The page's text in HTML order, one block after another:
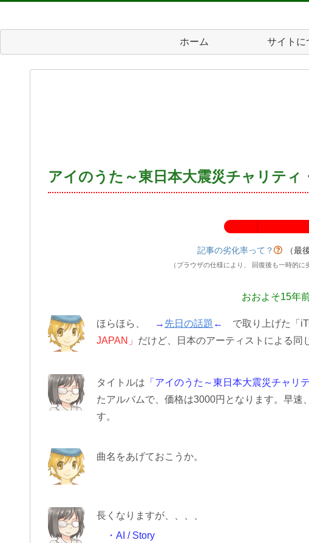
ホーム サイトに
アイのうた～東日本大震災チャリティ
記事の劣化率って？ （最
（ブラウザの仕様により、 回復後も一時的に
おおよそ15年
ほらほら、 → 先日の話題 ← で取り上げた「
JAPAN」 だけど、日本のアーティストによる同
タイトルは 「アイのうた～東日本大震災チャリ
たアルバムで、価格は3000円となります。早速
す。
曲名をあげておこうか。
長くなりますが、、、、
・AI / Story